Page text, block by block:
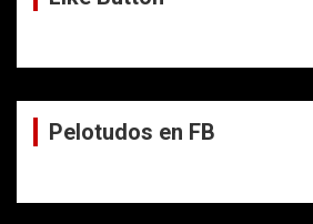
Pelotudos en FB